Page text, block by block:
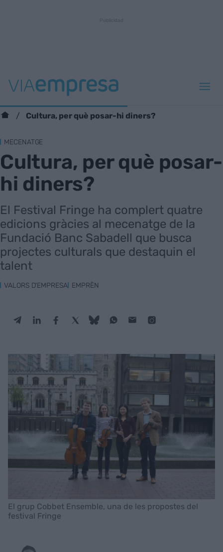
Cultura, per què posar-hi diners?
MECENATGE
Cultura, per què posar-
hi diners?
El Festival Fringe ha complert quatre
edicions gràcies al mecenatge de la
Fundació Banc Sabadell que busca
projectes culturals que destaquin el
talent
VALORS D'EMPRESA EMPRÈN
El grup Cobbet Ensemble, una de les propostes del
festival Fringe